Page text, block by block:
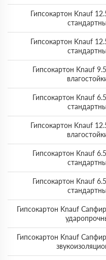
Гипсокартон Knauf
Гипсокартон Knauf
Гипсокартон Knauf
Гипсокартон Knauf
Гипсокартон Knauf
Гипсокартон Knauf
Гипсокартон Knauf
Гипсокартон Knauf
Гипсокартон Knauf